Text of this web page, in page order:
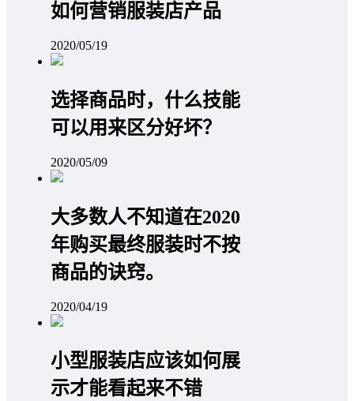
如何营销服装店产品
2020/05/19
选择商品时，什么技能
可以用来区分好坏？
2020/05/09
大多数人不知道在2020
年购买最终服装时不按
商品的诀窍。
2020/04/19
小型服装店应该如何展
示才能看起来不错